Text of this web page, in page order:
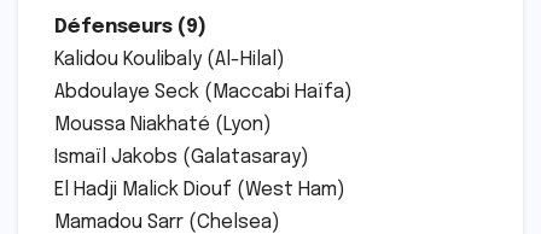
Défenseurs (9)
Kalidou Koulibaly (Al-Hilal)
Abdoulaye Seck (Maccabi Haïfa)
Moussa Niakhaté (Lyon)
Ismaïl Jakobs (Galatasaray)
El Hadji Malick Diouf (West Ham)
Mamadou Sarr (Chelsea)